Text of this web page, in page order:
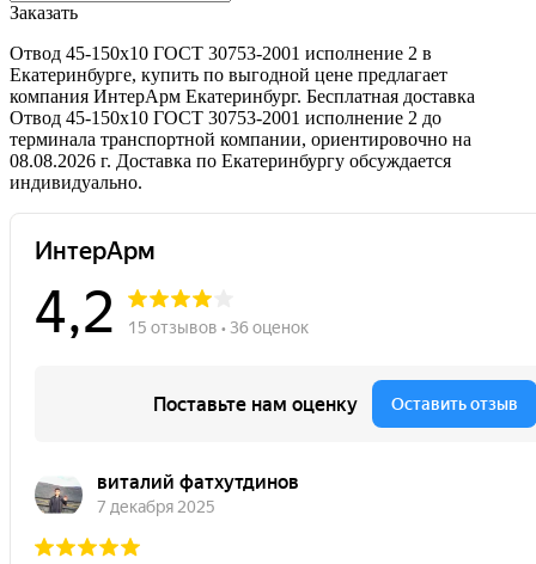
Заказать
Отвод 45-150х10 ГОСТ 30753-2001 исполнение 2 в
Екатеринбурге, купить по выгодной цене предлагает
компания ИнтерАрм Екатеринбург. Бесплатная доставка
Отвод 45-150х10 ГОСТ 30753-2001 исполнение 2 до
терминала транспортной компании, ориентировочно на
08.08.2026 г. Доставка по Екатеринбургу обсуждается
индивидуально.